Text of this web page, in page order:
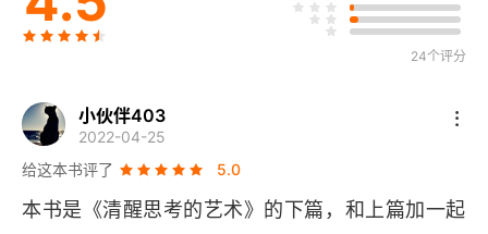
6 如果没有什么可说的，就什么都别说
7 作为经理你如何什么都不做就可以使数值看上去更
好
威尔·罗杰斯效应
24个评分
小伙伴403
2022-04-25
给这本书评了
5.0
本书是《清醒思考的艺术》的下篇，和上篇加一起